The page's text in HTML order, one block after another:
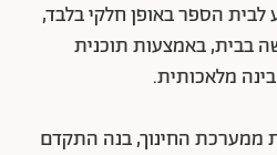
לבית הספר באופן חלקי בלבד,
בבית, באמצעות תוכנית
מלאכותית.
ממערכת החינוך, בנה התקדם